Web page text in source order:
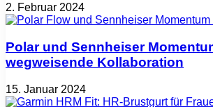
2. Februar 2024
Polar und Sennheiser
wegweisende Kollaboration
15. Januar 2024